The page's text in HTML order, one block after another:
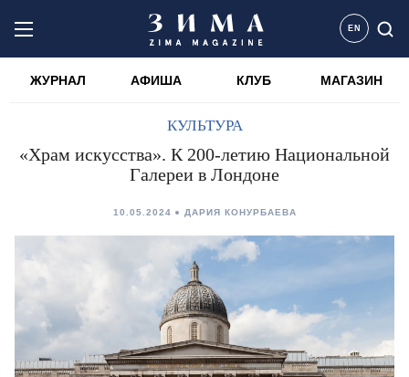
EN
ЖУРНАЛ АФИША КЛУБ МАГАЗИН
КУЛЬТУРА
«Храм искусства». К 200-летию Национальной
Галереи в Лондоне
10.05.2024 ДАРИЯ КОНУРБАЕВА